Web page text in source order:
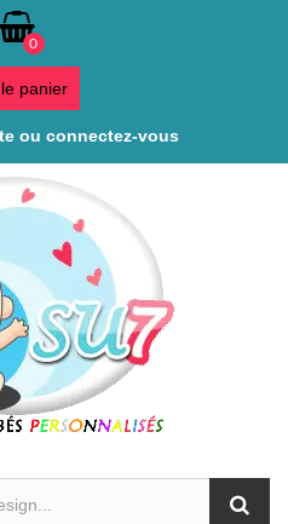
0
panier
ou connectez-vous